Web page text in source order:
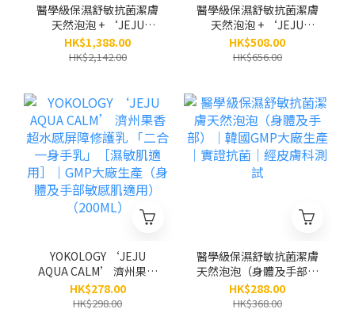
醫學級保濕舒敏抗菌潔膚
天然泡泡 + ‘JEJU
AQUA CALM’濟州果香
超水感屏障修護乳 (身體
HK$1,388.00
HK$2,142.00
醫學級保濕舒敏抗菌潔膚
天然泡泡 + ‘JEJU
AQUA CALM’濟州果香
超水感屏障修護乳（身體
HK$508.00
HK$656.00
YOKOLOGY ‘JEJU
AQUA CALM’ 濟州果香
超水感屏障修護乳 「二
合一身手乳」［濕敏肌適
HK$278.00
HK$298.00
醫學級保濕舒敏抗菌潔膚
天然泡泡（身體及手部）
│韓國GMP大廠生產│實
證抗菌│經皮膚科測試
HK$288.00
HK$368.00